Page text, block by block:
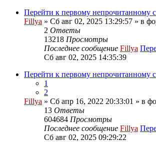
Перейти к первому непрочитанному
Fillya » Сб авг 02, 2025 13:29:57 » в
2 Ответы
13218 Просмотры
Последнее сообщение Fillya
Сб авг 02, 2025 14:35:39
Перейти к первому непрочитанному
1
2
Fillya » Сб апр 16, 2022 20:33:01 » в
13 Ответы
604684 Просмотры
Последнее сообщение Fillya
Сб авг 02, 2025 09:29:22